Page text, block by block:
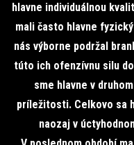
hlavne individuálnou
mali často hlavne
nás výborne podržal
túto ich ofenzívnu silu
sme hlavne v
príležitosti. Celkovo sa
naozaj v